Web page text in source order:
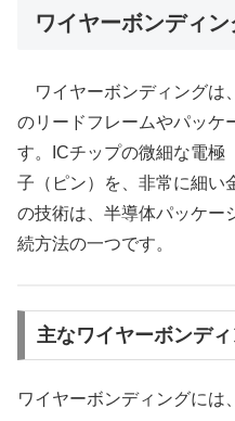
ワイヤーボンディ
ワイヤーボンディングは
のリードフレームやパッケ
す。ICチップの微細な電極
子（ピン）を、非常に細い
の技術は、半導体パッケー
続方法の一つです。
主なワイヤーボンデ
ワイヤーボンディングには